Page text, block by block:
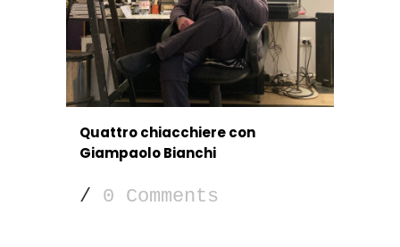
Quattro chiacchiere con
Giampaolo Bianchi
/ 0 Comments